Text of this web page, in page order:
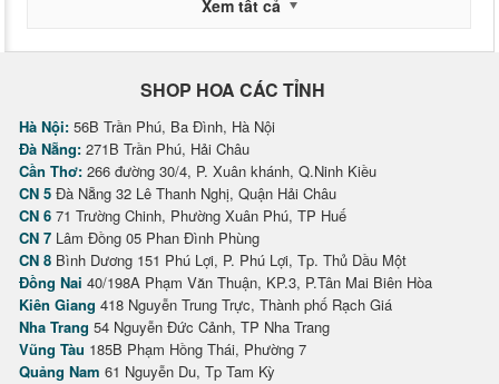
Xem tất cả
SHOP HOA CÁC TỈNH
Hà Nội: 56B Trần Phú, Ba Đình, Hà Nội
Đà Nẵng: 271B Trần Phú, Hải Châu
Cần Thơ: 266 đường 30/4, P. Xuân khánh, Q.Ninh Kiều
CN 5 Đà Nẵng 32 Lê Thanh Nghị, Quận Hải Châu
CN 6 71 Trường Chinh, Phường Xuân Phú, TP Huế
CN 7 Lâm Đồng 05 Phan Đình Phùng
CN 8 Bình Dương 151 Phú Lợi, P. Phú Lợi, Tp. Thủ Dầu Một
Đồng Nai 40/198A Phạm Văn Thuận, KP.3, P.Tân Mai Biên Hòa
Kiên Giang 418 Nguyễn Trung Trực, Thành phố Rạch Giá
Nha Trang 54 Nguyễn Đức Cảnh, TP Nha Trang
Vũng Tàu 185B Phạm Hồng Thái, Phường 7
Quảng Nam 61 Nguyễn Du, Tp Tam Kỳ